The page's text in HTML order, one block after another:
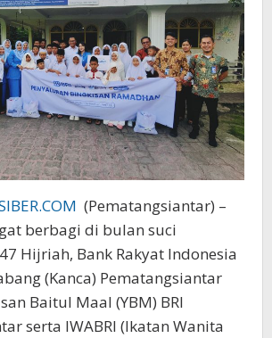
(Pematangsiantar) –
berbagi di bulan suci
Hijriah, Bank Rakyat Indonesia
(Kanca) Pematangsiantar
Baitul Maal (YBM) BRI
serta IWABRI (Ikatan Wanita